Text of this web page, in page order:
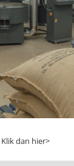
Klik dan hier>